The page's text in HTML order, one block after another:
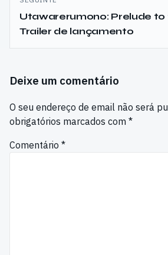
Utawarerumono: Prelude to
Trailer de lançamento
Deixe um comentário
O seu endereço de email não será
obrigatórios marcados com *
Comentário *